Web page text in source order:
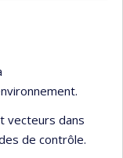
vecteurs dans
de contrôle.